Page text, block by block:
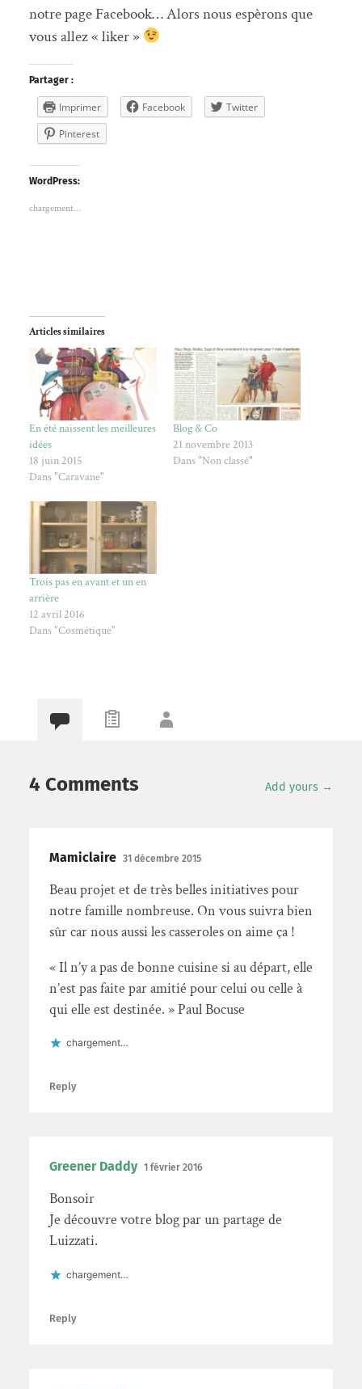
notre page Facebook… Alors nous espèrons que
vous allez « liker »
Partager :
Imprimer Facebook
Twitter
Pinterest
WordPress:
chargement…
Articles similaires
En été naissent les meilleures
idées
18 juin 2015
Dans "Caravane"
Blog & Co
21 novembre 2013
Dans "Non classé"
Trois pas en avant et un en
arrière
12 avril 2016
Dans "Cosmétique"
4 Comments Add yours →
Mamiclaire 31 décembre 2015
Beau projet et de très belles initiatives pour
notre famille nombreuse. On vous suivra bien
sûr car nous aussi les casseroles on aime ça !
« Il n’y a pas de bonne cuisine si au départ, elle
n’est pas faite par amitié pour celui ou celle à
qui elle est destinée. » Paul Bocuse
chargement…
Reply
Greener Daddy 1 février 2016
Bonsoir
Je découvre votre blog par un partage de
Luizzati.
chargement…
Reply